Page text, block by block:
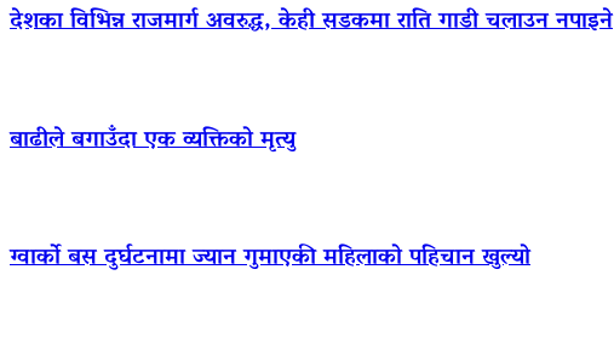
देशका विभिन्न राजमार्ग अवरुद्ध, केही सडकमा राति गाडी चलाउन नपाइने
बाढीले बगाउँदा एक व्यक्तिको मृत्यु
ग्वार्को बस दुर्घटनामा ज्यान गुमाएकी महिलाको पहिचान खुल्यो